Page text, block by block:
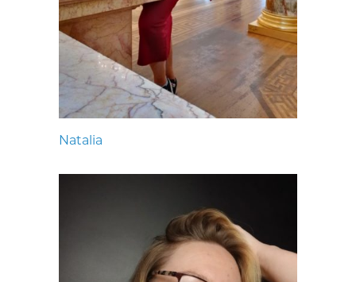
Natalia